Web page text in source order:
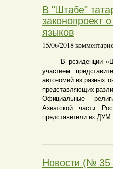
В "Штабе"
законопроект
языков
15/06/2018
В резиденции
участием
автономий из разных
представляющих
Официальные
Азиатской части
представители из ДУМ
Новости (№ 35